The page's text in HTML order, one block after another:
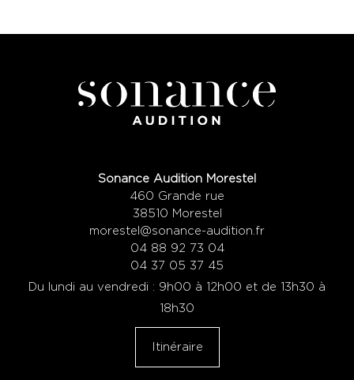
Sonance Audition Morestel
460 Grande rue
38510 Morestel
morestel@sonance-audition.fr
04 88 92 73 04
04 37 05 37 45
Du lundi au vendredi : 9h00 à 12h00 et de 13h30 à
18h30
Itinéraire